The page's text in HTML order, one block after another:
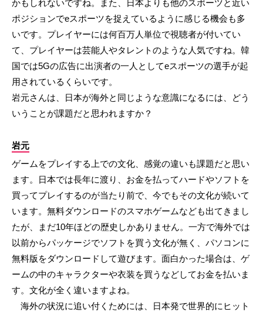
かもしれないですね。また、日本よりも他のスポーツと近い
ポジションでeスポーツを捉えているように感じる機会も多
いです。プレイヤーには何百万人単位で視聴者が付いてい
て、プレイヤーは芸能人やタレントのような人気ですね。韓
国では5Gの広告に出演者の一人としてeスポーツの選手が起
用されているくらいです。
岩元さんは、日本が海外と同じような意識になるには、どう
いうことが課題だと思われますか？
岩元
ゲームをプレイする上での文化、感覚の違いも課題だと思い
ます。日本では長年に渡り、お金を払ってハードやソフトを
買ってプレイするのが当たり前で、今でもその文化が続いて
います。無料ダウンロードのスマホゲームなども出てきまし
たが、まだ10年ほどの歴史しかありません。一方で海外では
以前からパッケージでソフトを買う文化が無く、パソコンに
無料版をダウンロードして遊びます。面白かった場合は、ゲ
ームの中のキャラクターや衣装を買うなどしてお金を払いま
す。文化が全く違いますよね。
海外の状況に追い付くためには、日本発で世界的にヒット